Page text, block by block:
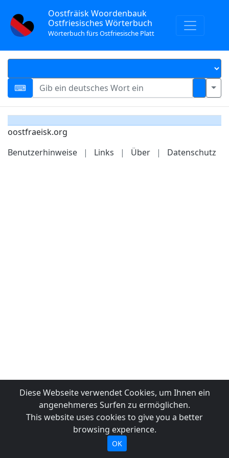
Oostfräisk Woordenbauk
Ostfriesisches Wörterbuch
Wörterbuch fürs Ostfriesische Platt
oostfraeisk.org
Benutzerhinweise
| Links | Über | Datenschutz
Diese Webseite verwendet Cookies, um Ihnen ein
angenehmeres Surfen zu ermöglichen.
This website uses cookies to give you a better
browsing experience.
OK